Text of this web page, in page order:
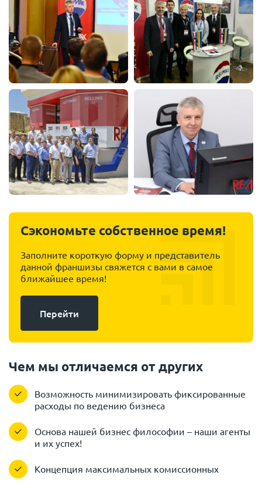
Сэкономьте собственное время!
Заполните короткую форму и представитель
данной франшизы свяжется с вами в самое
ближайшее время!
Перейти
Чем мы отличаемся от других
Возможность минимизировать фиксированные
расходы по ведению бизнеса
Основа нашей бизнес философии – наши агенты
и их успех!
Концепция максимальных комиссионных